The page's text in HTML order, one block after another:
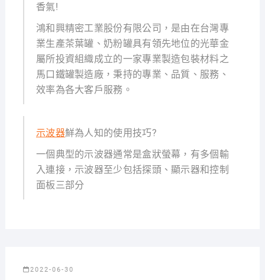
香氣!
鴻和興精密工業股份有限公司，是由在台灣專
業生產茶葉罐、奶粉罐具有領先地位的光華金
屬所投資組織成立的一家專業製造包裝材料之
馬口鐵罐製造廠，秉持的專業、品質、服務、
效率為各大客戶服務。
示波器鮮為人知的使用技巧?
一個典型的示波器通常是盒狀螢幕，有多個輸
入連接，示波器至少包括探頭、顯示器和控制
面板三部分
2022-06-30